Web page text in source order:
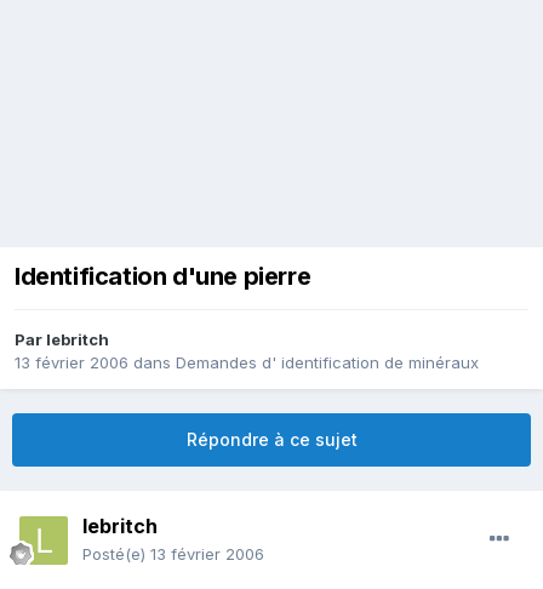
Identification d'une pierre
Par lebritch
13 février 2006 dans Demandes d' identification de minéraux
Répondre à ce sujet
lebritch
Posté(e) 13 février 2006